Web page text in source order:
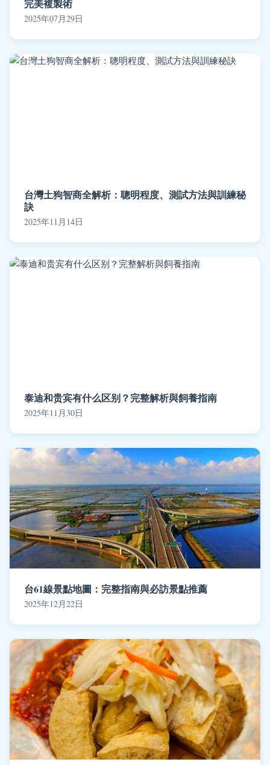
完美複製術
2025年07月29日
台灣土狗智商全解析：聰明程度、測試方法與訓練秘
訣
2025年11月14日
泰迪和贵宾有什么区别？完整解析與飼養指南
2025年11月30日
台61線景點地圖：完整指南與必訪景點推薦
2025年12月22日